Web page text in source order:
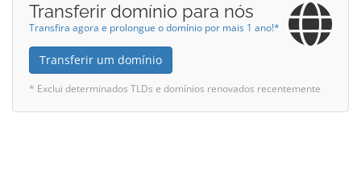
Transferir domínio para nós
Transfira agora e prolongue o domínio por mais 1 ano!*
Transferir um domínio
* Exclui determinados TLDs e domínios renovados recentemente